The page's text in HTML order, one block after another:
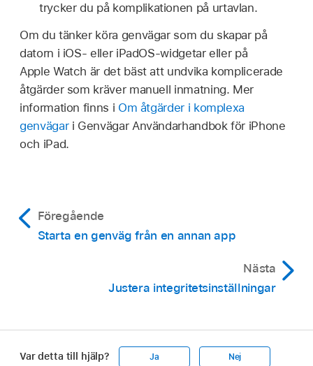
trycker du på komplikationen på urtavlan.
Om du tänker köra genvägar som du skapar på
datorn i iOS- eller iPadOS-widgetar eller på
Apple Watch är det bäst att undvika komplicerade
åtgärder som kräver manuell inmatning. Mer
information finns i Om åtgärder i komplexa
genvägari Genvägar Användarhandbok för iPhone
och iPad.
Föregående
Starta en genväg från en annan app
Nästa
Justera integritetsinställningar
Var detta till hjälp? Ja Nej